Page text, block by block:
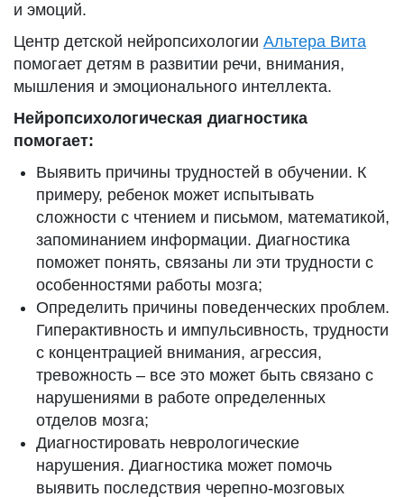
и эмоций.
Центр детской нейропсихологии Альтера Вита
помогает детям в развитии речи, внимания,
мышления и эмоционального интеллекта.
Нейропсихологическая диагностика
помогает:
Выявить причины трудностей в обучении. К
примеру, ребенок может испытывать
сложности с чтением и письмом, математикой,
запоминанием информации. Диагностика
поможет понять, связаны ли эти трудности с
особенностями работы мозга;
Определить причины поведенческих проблем.
Гиперактивность и импульсивность, трудности
с концентрацией внимания, агрессия,
тревожность – все это может быть связано с
нарушениями в работе определенных
отделов мозга;
Диагностировать неврологические
нарушения. Диагностика может помочь
выявить последствия черепно-мозговых